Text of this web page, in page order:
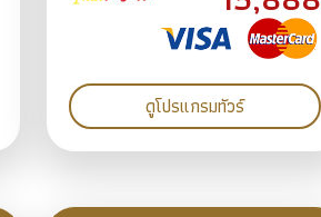
ดูโปรแกรมทัวร์